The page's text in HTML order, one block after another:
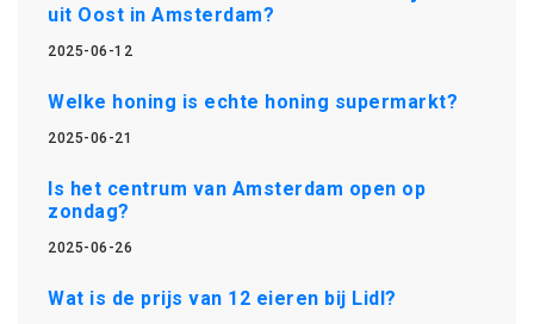
uit Oost in Amsterdam?
2025-06-12
Welke honing is echte honing supermarkt?
2025-06-21
Is het centrum van Amsterdam open op
zondag?
2025-06-26
Wat is de prijs van 12 eieren bij Lidl?